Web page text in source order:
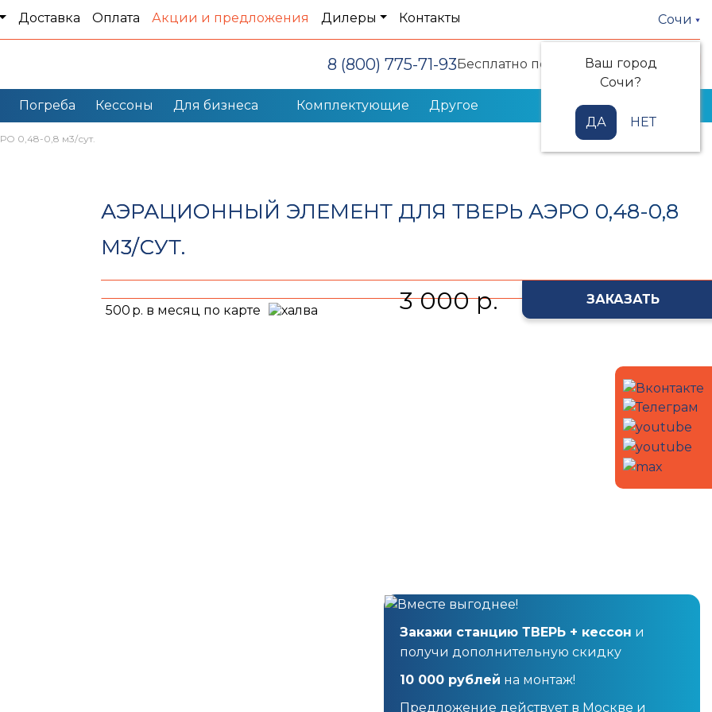
Доставка Оплата Акции и предложения Дилеры Контакты Сочи
Ваш город
Сочи?
ДА НЕТ
8 (800) 775-71-93Бесплатно по РФ Заказать звонок
Погреба Кессоны Для бизнеса Комплектующие Другое
0,48-0,8 м3/сут.
АЭРАЦИОННЫЙ ЭЛЕМЕНТ ДЛЯ ТВЕРЬ АЭРО 0,48-0,8
М3/СУТ.
500 р. в месяц по карте 3 000 р. ЗАКАЗАТЬ
Закажи станцию ТВЕРЬ + кессон и
получи дополнительную скидку
10 000 рублей на монтаж!
Предложение действует в Москве и